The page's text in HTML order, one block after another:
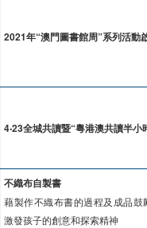
2021年“澳門圖書館周”系列活動
4‧23全城共讀暨“粵港澳共讀半小
不織布自製書
藉製作不織布書的過程及成品鼓
激發孩子的創意和探索精神